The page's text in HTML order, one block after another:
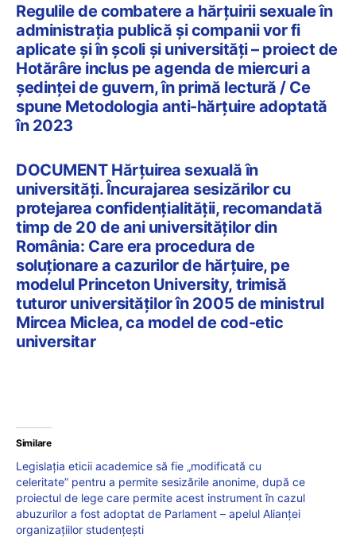
Regulile de combatere a hărțuirii sexuale în
administrația publică și companii vor fi
aplicate și în școli și universități – proiect de
Hotărâre inclus pe agenda de miercuri a
ședinței de guvern, în primă lectură / Ce
spune Metodologia anti-hărțuire adoptată
în 2023
DOCUMENT Hărțuirea sexuală în
universități. Încurajarea sesizărilor cu
protejarea confidențialității, recomandată
timp de 20 de ani universităților din
România: Care era procedura de
soluționare a cazurilor de hărțuire, pe
modelul Princeton University, trimisă
tuturor universităților în 2005 de ministrul
Mircea Miclea, ca model de cod-etic
universitar
Similare
Legislația eticii academice să fie „modificată cu
celeritate” pentru a permite sesizările anonime, după ce
proiectul de lege care permite acest instrument în cazul
abuzurilor a fost adoptat de Parlament – apelul Alianței
organizațiilor studențești